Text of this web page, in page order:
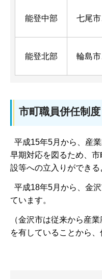
能登中部 七尾
能登北部 輪島
市町職員併任制度
平成15年5月から、産
早期対応を図るため、
設等への立入りができる
平成18年5月から、金
ています。
（金沢市は従来から産
を有していることから、